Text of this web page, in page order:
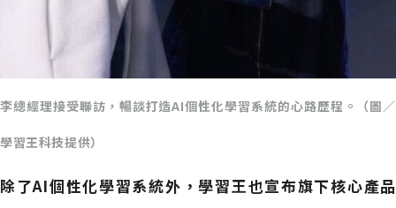
李總經理接受聯訪，暢談打造AI個性化學習系統的心路歷程。（圖／
學習王科技提供）
除了AI個性化學習系統外，學習王也宣布旗下核心產品